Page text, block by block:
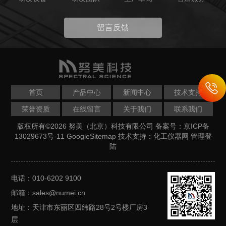
留言反馈
首页 产品中心 新闻中心 技术支持
荣誉资质 在线留言 关于我们 联系我们
版权所有©2026 努美（北京）科技有限公司 备案号：京ICP备
13029673号-11 GoogleSitemap 技术支持： 化工仪器网 管理登
陆
电话：010-6202 9100
邮箱：sales@numei.cn
地址：天津市东丽区四纬路28号2号楼厂房3
层